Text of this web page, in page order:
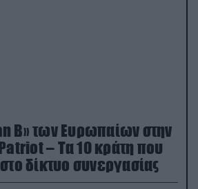
Β» των Ευρωπαίων στην
– Τα 10 κράτη που
δίκτυο συνεργασίας